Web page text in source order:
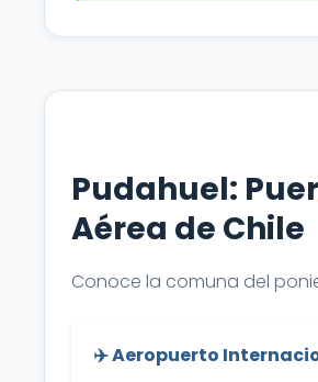
Pudahuel:
Aérea de Chile
Conoce la comuna del
✈️ Aeropuerto